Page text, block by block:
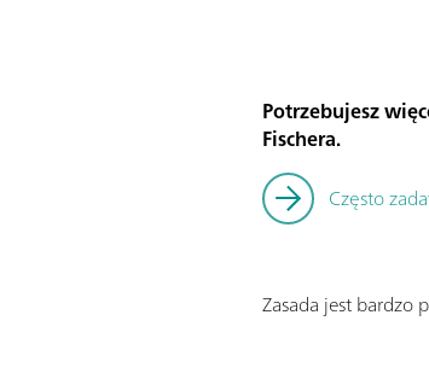
Potrzebujesz
Fischera.
Często
Zasada jest bardzo